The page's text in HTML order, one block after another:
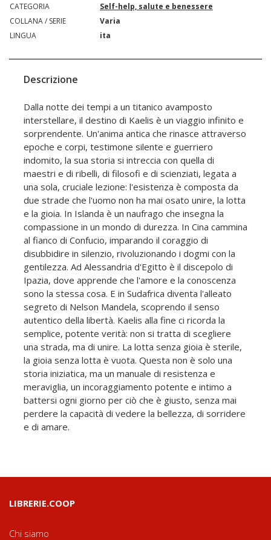
CATEGORIA
Self-help, salute e benessere
COLLANA / SERIE
Varia
LINGUA
ita
Descrizione
Dalla notte dei tempi a un titanico avamposto
interstellare, il destino di Kaelis è un viaggio infinito e
sorprendente. Un'anima antica che rinasce attraverso
epoche e corpi, testimone silente e guerriero
indomito, la sua storia si intreccia con quella di
maestri e di ribelli, di filosofi e di scienziati, legata a
una sola, cruciale lezione: l'esistenza è composta da
due strade che l'uomo non ha mai osato unire, la lotta
e la gioia. In Islanda è un naufrago che insegna la
compassione in un mondo di durezza. In Cina cammina
al fianco di Confucio, imparando il coraggio di
disubbidire in silenzio, rivoluzionando i dogmi con la
gentilezza. Ad Alessandria d'Egitto è il discepolo di
Ipazia, dove apprende che l'amore e la conoscenza
sono la stessa cosa. E in Sudafrica diventa l'alleato
segreto di Nelson Mandela, scoprendo il senso
autentico della libertà. Kaelis alla fine ci ricorda la
semplice, potente verità: non si tratta di scegliere
una strada, ma di unire. La lotta senza gioia è sterile,
la gioia senza lotta è vuota. Questa non è solo una
storia iniziatica, ma un manuale di resistenza e
meraviglia, un incoraggiamento potente e intimo a
battersi ogni giorno per ciò che è giusto, senza mai
perdere la capacità di vedere la bellezza, di sorridere
e di amare.
LIBRERIE.COOP
Chi siamo